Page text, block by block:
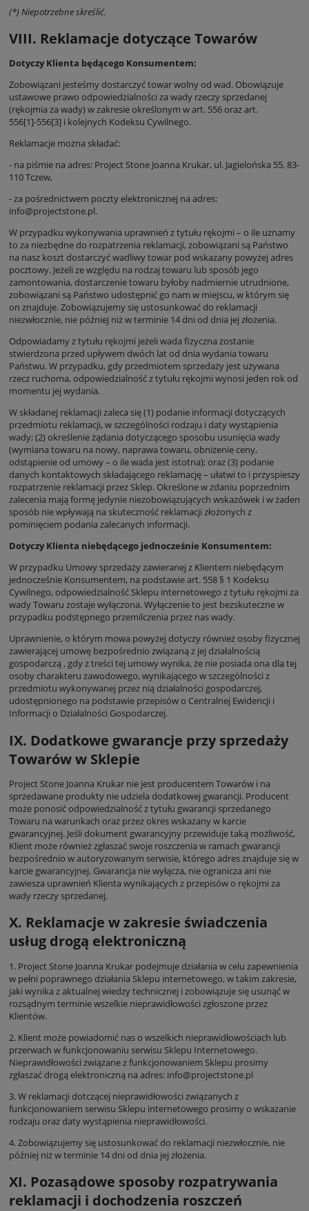
(*) Niepotrzebne skreślić.
VIII. Reklamacje dotyczące Towarów
Dotyczy Klienta będącego Konsumentem:
Zobowiązani jesteśmy dostarczyć towar wolny od wad. Obowiązuje
ustawowe prawo odpowiedzialności za wady rzeczy sprzedanej
(rękojmia za wady) w zakresie określonym w art. 556 oraz art.
556[1]-556[3] i kolejnych Kodeksu Cywilnego.
Reklamacje można składać:
- na piśmie na adres: Project Stone Joanna Krukar, ul. Jagielońska 55, 83-
110 Tczew,
- za pośrednictwem poczty elektronicznej na adres:
info@projectstone.pl.
W przypadku wykonywania uprawnień z tytułu rękojmi – o ile uznamy
to za niezbędne do rozpatrzenia reklamacji, zobowiązani są Państwo
na nasz koszt dostarczyć wadliwy towar pod wskazany powyżej adres
pocztowy. Jeżeli ze względu na rodzaj towaru lub sposób jego
zamontowania, dostarczenie towaru byłoby nadmiernie utrudnione,
zobowiązani są Państwo udostępnić go nam w miejscu, w którym się
on znajduje. Zobowiązujemy się ustosunkować do reklamacji
niezwłocznie, nie później niż w terminie 14 dni od dnia jej złożenia.
Odpowiadamy z tytułu rękojmi jeżeli wada fizyczna zostanie
stwierdzona przed upływem dwóch lat od dnia wydania towaru
Państwu. W przypadku, gdy przedmiotem sprzedaży jest używana
rzecz ruchoma, odpowiedzialność z tytułu rękojmi wynosi jeden rok od
momentu jej wydania.
W składanej reklamacji zaleca się (1) podanie informacji dotyczących
przedmiotu reklamacji, w szczególności rodzaju i daty wystąpienia
wady; (2) określenie żądania dotyczącego sposobu usunięcia wady
(wymiana towaru na nowy, naprawa towaru, obniżenie ceny,
odstąpienie od umowy – o ile wada jest istotna); oraz (3) podanie
danych kontaktowych składającego reklamację – ułatwi to i przyspieszy
rozpatrzenie reklamacji przez Sklep. Określone w zdaniu poprzednim
zalecenia mają formę jedynie niezobowiązujących wskazówek i w żaden
sposób nie wpływają na skuteczność reklamacji złożonych z
pominięciem podania zalecanych informacji.
Dotyczy Klienta niebędącego jednocześnie Konsumentem:
W przypadku Umowy sprzedaży zawieranej z Klientem niebędącym
jednocześnie Konsumentem, na podstawie art. 558 § 1 Kodeksu
Cywilnego, odpowiedzialność Sklepu internetowego z tytułu rękojmi za
wady Towaru zostaje wyłączona. Wyłączenie to jest bezskuteczne w
przypadku podstępnego przemilczenia przez nas wady.
Uprawnienie, o którym mowa powyżej dotyczy również osoby fizycznej
zawierającej umowę bezpośrednio związaną z jej działalnością
gospodarczą , gdy z treści tej umowy wynika, że nie posiada ona dla tej
osoby charakteru zawodowego, wynikającego w szczególności z
przedmiotu wykonywanej przez nią działalności gospodarczej,
udostępnionego na podstawie przepisów o Centralnej Ewidencji i
Informacji o Działalności Gospodarczej.
IX. Dodatkowe gwarancje przy sprzedaży
Towarów w Sklepie
Project Stone Joanna Krukar nie jest producentem Towarów i na
sprzedawane produkty nie udziela dodatkowej gwarancji. Producent
może ponosić odpowiedzialność z tytułu gwarancji sprzedanego
Towaru na warunkach oraz przez okres wskazany w karcie
gwarancyjnej. Jeśli dokument gwarancyjny przewiduje taką możliwość,
Klient może również zgłaszać swoje roszczenia w ramach gwarancji
bezpośrednio w autoryzowanym serwisie, którego adres znajduje się w
karcie gwarancyjnej. Gwarancja nie wyłącza, nie ogranicza ani nie
zawiesza uprawnień Klienta wynikających z przepisów o rękojmi za
wady rzeczy sprzedanej.
X. Reklamacje w zakresie świadczenia
usług drogą elektroniczną
1. Project Stone Joanna Krukar podejmuje działania w celu zapewnienia
w pełni poprawnego działania Sklepu internetowego, w takim zakresie,
jaki wynika z aktualnej wiedzy technicznej i zobowiązuje się usunąć w
rozsądnym terminie wszelkie nieprawidłowości zgłoszone przez
Klientów.
2. Klient może powiadomić nas o wszelkich nieprawidłowościach lub
przerwach w funkcjonowaniu serwisu Sklepu Internetowego.
Nieprawidłowości związane z funkcjonowaniem Sklepu prosimy
zgłaszać drogą elektroniczną na adres: info@projectstone.pl
3. W reklamacji dotczącej nieprawidłowości związanych z
funkcjonowaniem serwisu Sklepu internetowego prosimy o wskazanie
rodzaju oraz daty wystąpienia nieprawidłowości.
4. Zobowiązujemy się ustosunkować do reklamacji niezwłocznie, nie
później niż w terminie 14 dni od dnia jej złożenia.
XI. Pozasądowe sposoby rozpatrywania
reklamacji i dochodzenia roszczeń